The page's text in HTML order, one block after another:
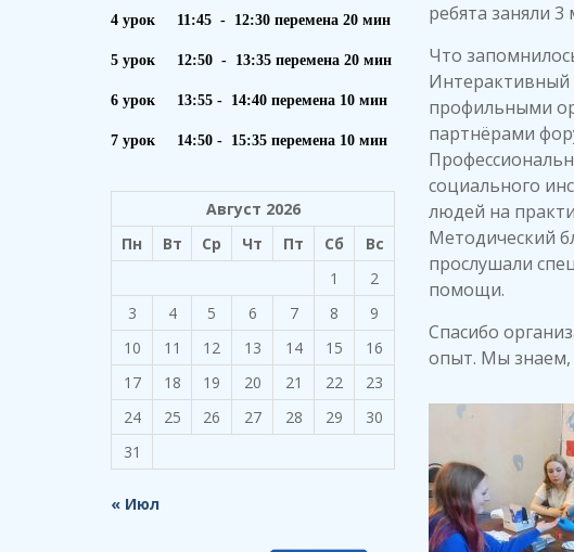
ребята заняли
Что
Интерактивный
профильными
партнёрами
социального
людей на
Методический
прослушали
помощи.
Спасибо
опыт. Мы знаем,
4 урок 11:45 - 12:30 перемена 20 мин
5 урок 12:50 - 13:35 перемена 20 мин
6 урок 13:55 - 14:40 перемена 10 мин
7 урок 14:50 - 15:35 перемена 10 мин
Август 2026
Пн
Вт Ср Чт Пт Сб
Вс
1
2
3
4 5 6 7 8
9
10
11 12 13 14 15
16
17
18 19 20 21 22
23
24
25 26 27 28 29
30
31
« Июл